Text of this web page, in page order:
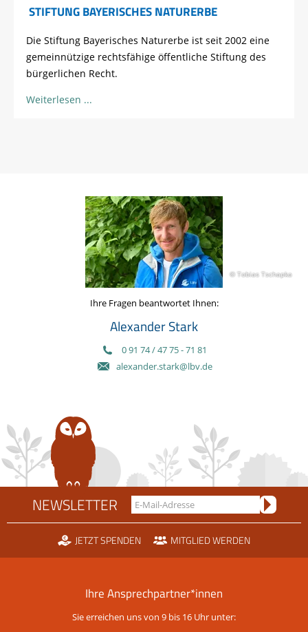
STIFTUNG BAYERISCHES NATURERBE
Die Stiftung Bayerisches Naturerbe ist seit 2002 eine
gemeinnützige rechtsfähige öffentliche Stiftung des
bürgerlichen Recht.
Weiterlesen
© Tobias Tschapka
Ihre Fragen beantwortet Ihnen:
Alexander Stark
0 91 74 / 47 75 - 71 81
alexander.stark@lbv.de
NEWSLETTER
JETZT SPENDEN MITGLIED WERDEN
Ihre Ansprechpartner*innen
Sie erreichen uns von 9 bis 16 Uhr unter: